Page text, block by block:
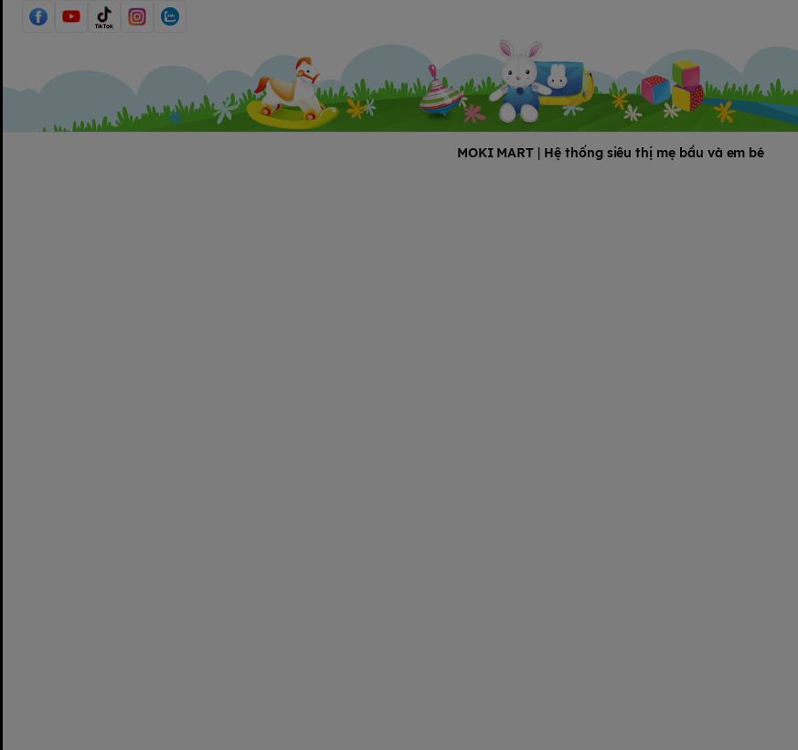
MOKI MART | Hệ thống siêu thị mẹ bầu và em bé